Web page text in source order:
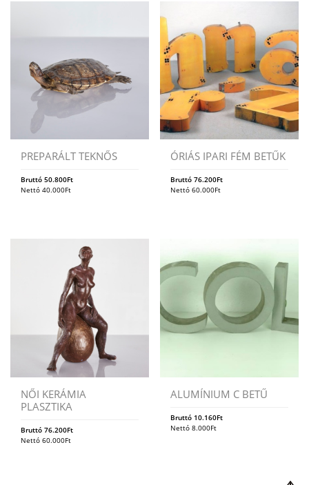
PREPARÁLT TEKNŐS
Bruttó 50.800Ft
Nettó 40.000Ft
ÓRIÁS IPARI FÉM BETŰK
Bruttó76.200Ft
Nettó60.000Ft
NŐI KERÁMIA
PLASZTIKA
Bruttó 76.200Ft
Nettó 60.000Ft
ALUMÍNIUM C BETŰ
Bruttó 10.160Ft
Nettó8.000Ft